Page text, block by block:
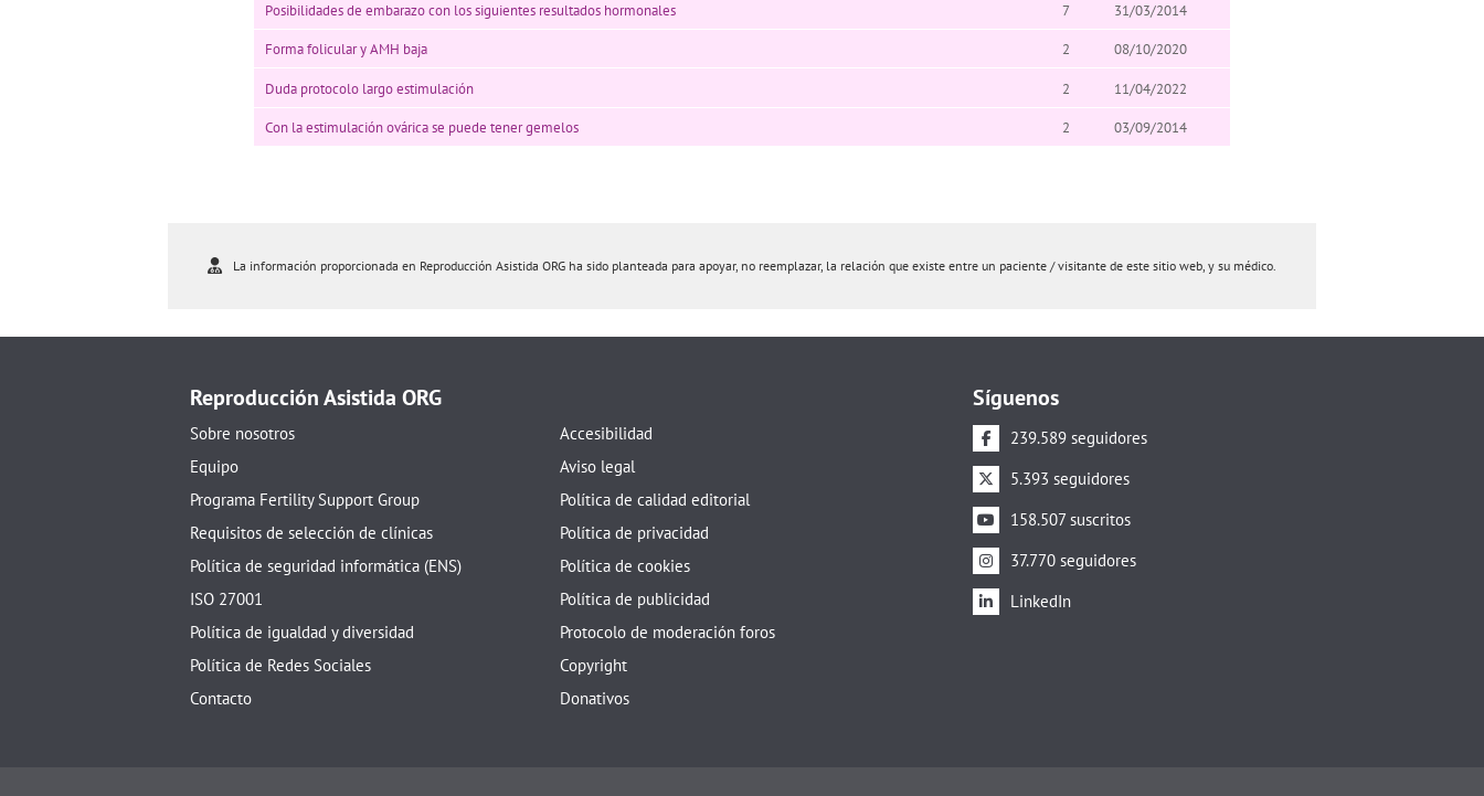
Posibilidades de embarazo con los siguientes resultados hormonales 7 31/03/2014
Forma folicular y AMH baja 2 08/10/2020
Duda protocolo largo estimulación 2 11/04/2022
Con la estimulación ovárica se puede tener gemelos 2 03/09/2014
La información proporcionada en Reproducción Asistida ORG ha sido planteada para apoyar, no reemplazar, la relación que existe entre un paciente / visitante de este sitio web, y su médico.
Reproducción Asistida ORG
Sobre nosotros
Equipo
Programa Fertility Support Group
Requisitos de selección de clínicas
Política de seguridad informática (ENS)
ISO 27001
Política de igualdad y diversidad
Política de Redes Sociales
Contacto
Accesibilidad
Aviso legal
Política de calidad editorial
Política de privacidad
Política de cookies
Política de publicidad
Protocolo de moderación foros
Copyright
Donativos
Síguenos
239.589 seguidores
5.393 seguidores
158.507 suscritos
37.770 seguidores
LinkedIn